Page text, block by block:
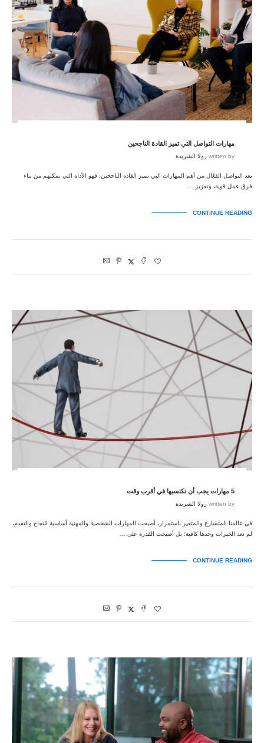
مهارات التواصل التي تميز القادة الناجحين
written by رولا الشريدة
يعد التواصل الفعّال من أهم المهارات التي تميز القادة الناجحين، فهو الأداة التي تمكنهم من بناء
فرق عمل قوية، وتعزيز …
CONTINUE READING
5 مهارات يجب أن تكتسبها في أقرب وقت
written by رولا الشريدة
في عالمنا المتسارع والمتغير باستمرار، أصبحت المهارات الشخصية والمهنية أساسية للنجاح والتقدم،
لم تعد الخبرات وحدها كافية؛ بل أصبحت القدرة على …
CONTINUE READING